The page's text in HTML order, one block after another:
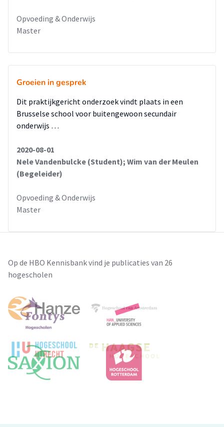
Opvoeding & Onderwijs
Master
Groeien in gesprek
Dit praktijkgericht onderzoek vindt plaats in een
Brusselse school voor buitengewoon secundair
onderwijs …
2020-08-01
Nele Vandenbulcke (Student); Wim van der Meulen
(Begeleider)
Opvoeding & Onderwijs
Master
Op de HBO Kennisbank vind je publicaties van 26
hogescholen